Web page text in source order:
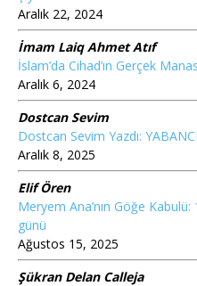
Aralık 22, 2024
İmam Laiq Ahmet Atıf
İslam’da Cihad’ın Gerçek
Aralık 6, 2024
Dostcan Sevim
Dostcan Sevim Yazdı:
Aralık 8, 2025
Elif Ören
Meryem Ana’nın Göğe
günü
Ağustos 15, 2025
Şükran Delan Calleja